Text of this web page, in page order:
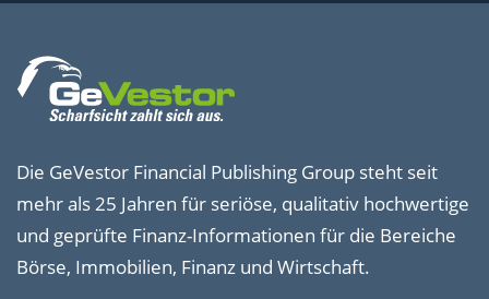
Die GeVestor Financial Publishing Group steht seit
mehr als 25 Jahren für seriöse, qualitativ hochwertige
und geprüfte Finanz-Informationen für die Bereiche
Börse, Immobilien, Finanz und Wirtschaft.